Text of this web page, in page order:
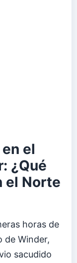
el
¿Qué
el Norte
horas de
de Winder,
sacudido